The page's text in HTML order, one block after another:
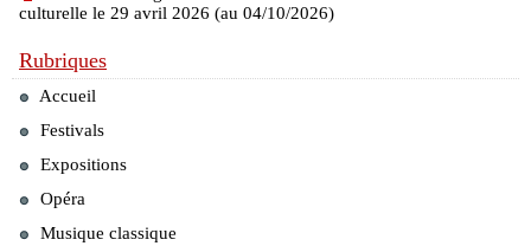
culturelle le 29 avril 2026 (au 04/10/2026)
Rubriques
Accueil
Festivals
Expositions
Opéra
Musique classique